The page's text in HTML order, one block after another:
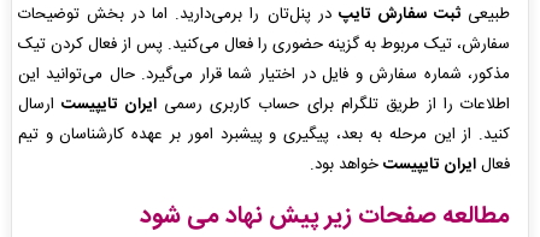
طبیعی ثبت سفارش تایپ در پنل‌تان را برمی‌دارید. اما در بخش توضیحات
سفارش، تیک مربوط به گزینه حضوری را فعال می‌کنید. پس از فعال کردن تیک
مذکور، شماره سفارش و فایل در اختیار شما قرار می‌گیرد. حال می‌توانید این
اطلاعات را از طریق تلگرام برای حساب کاربری رسمی ایران تایپیست ارسال
کنید. از این مرحله به بعد، پیگیری و پیشبرد امور بر عهده کارشناسان و تیم
فعالایران تایپیستخواهد بود.
مطالعه صفحات زیر پیش نهاد می شود